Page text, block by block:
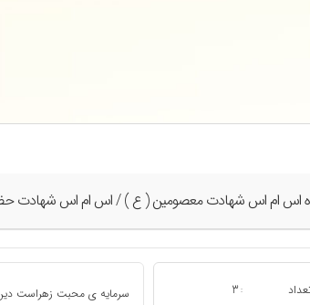
اس ام اس شهادت معصومين ( ع ) / اس ام اس شهادت
:
3
سرمایه ی محبت زهراست